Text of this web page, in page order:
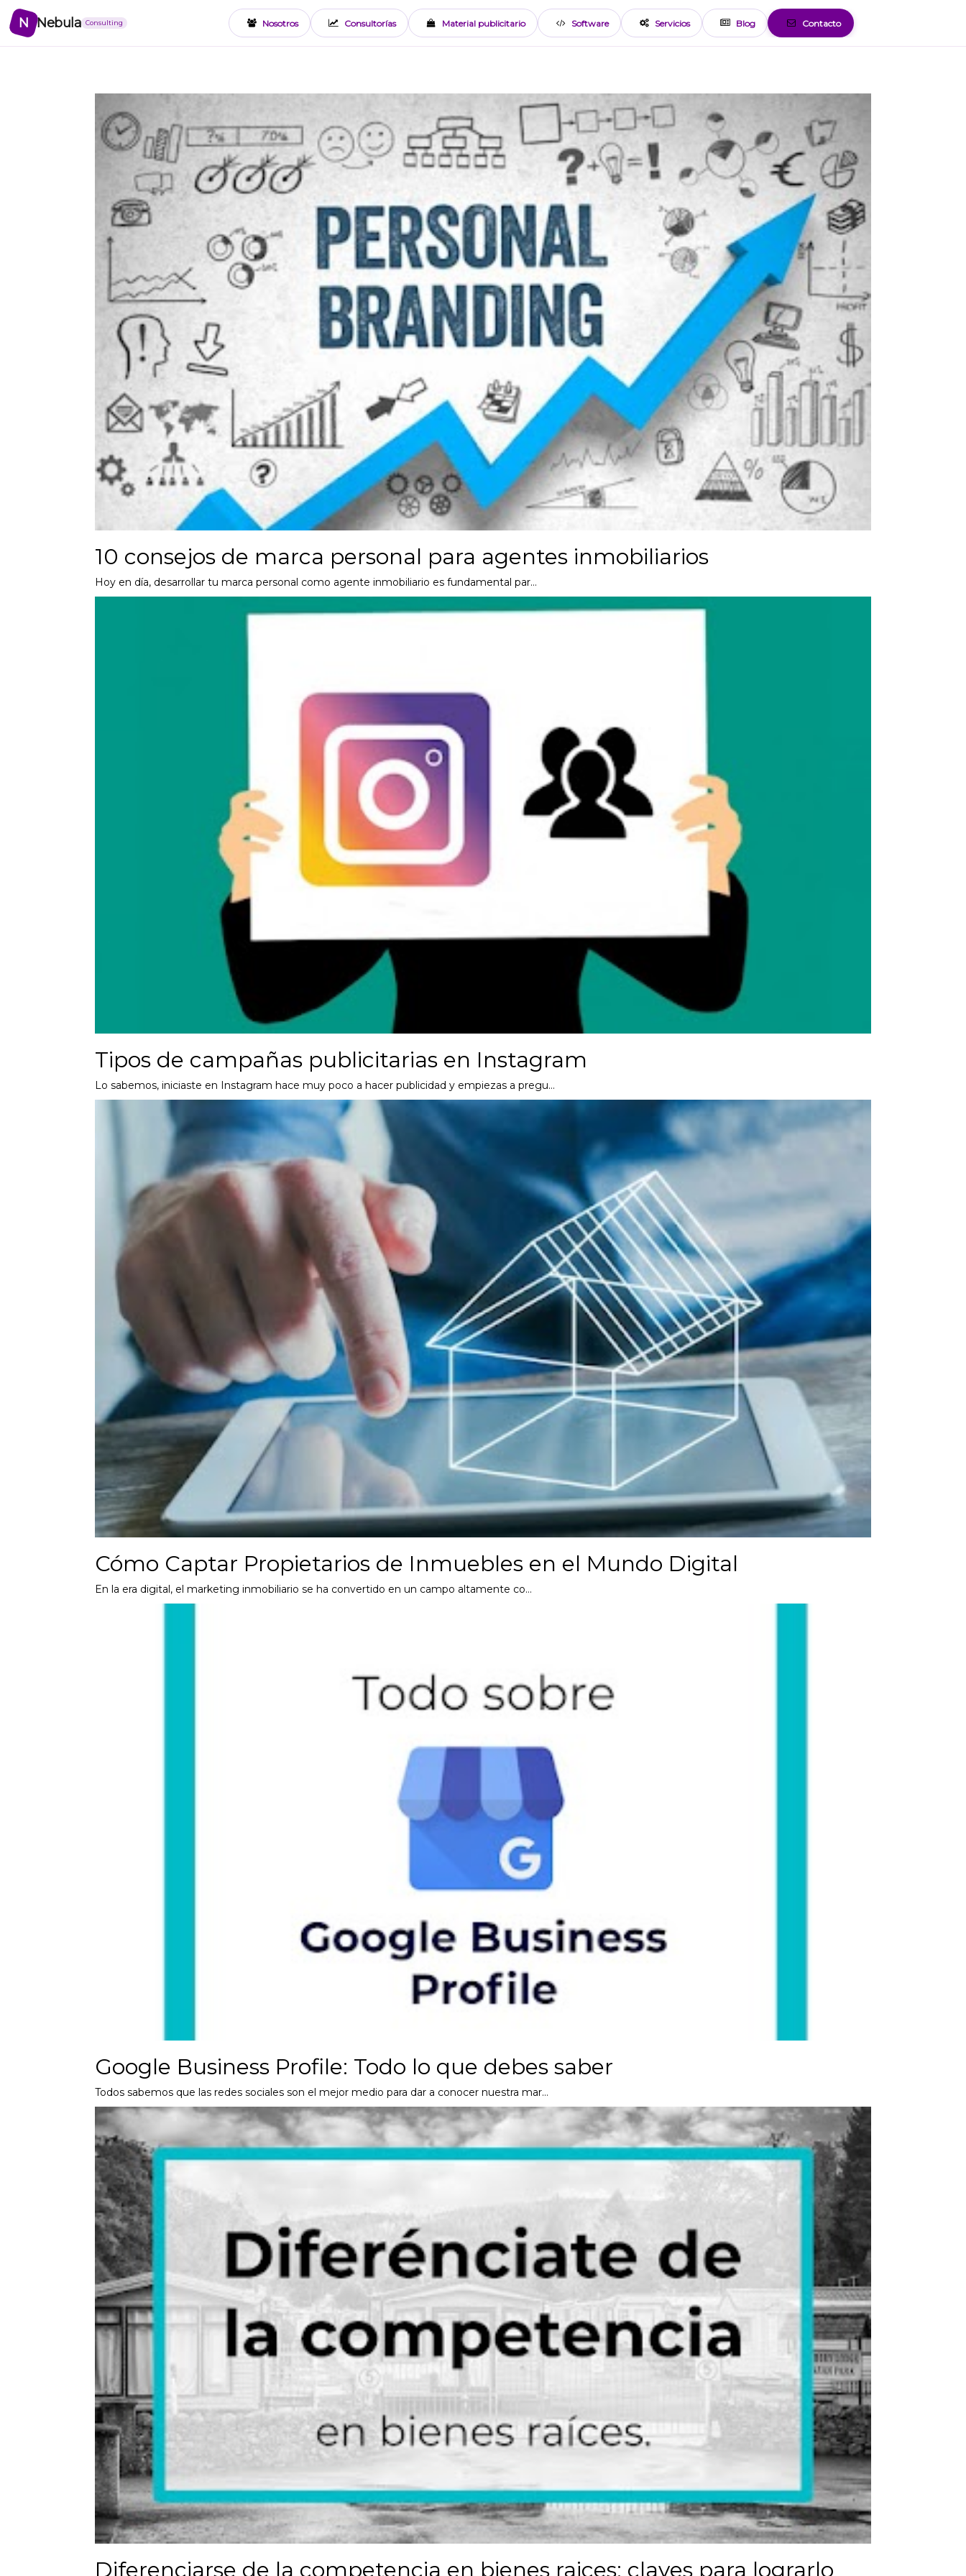
N Nebula Consulting Nosotros Consultorías Material publicitario Software Servicios Blog Contacto
10 consejos de marca personal para agentes inmobiliarios
Hoy en día, desarrollar tu marca personal como agente inmobiliario es fundamental par…
Tipos de campañas publicitarias en Instagram
Lo sabemos, iniciaste en Instagram hace muy poco a hacer publicidad y empiezas a pregu…
Cómo Captar Propietarios de Inmuebles en el Mundo Digital
En la era digital, el marketing inmobiliario se ha convertido en un campo altamente co…
Google Business Profile: Todo lo que debes saber
Todos sabemos que las redes sociales son el mejor medio para dar a conocer nuestra mar…
Diferenciarse de la competencia en bienes raices: claves para lograrlo